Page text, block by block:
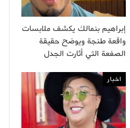
إبراهيم بنمالك يكشف ملابسات
واقعة طنجة ويوضح حقيقة
الصفعة التي أثارت الجدل
اخبار